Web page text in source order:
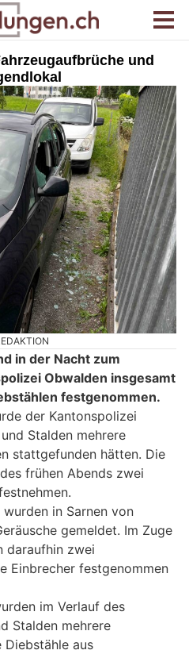
und
in der Nacht zum
Obwalden insgesamt
festgenommen.
der Kantonspolizei
Stalden mehrere
stattgefunden hätten. Die
frühen Abends zwei
in Sarnen von
gemeldet. Im Zuge
daraufhin zwei
Einbrecher festgenommen
im Verlauf des
Stalden mehrere
Diebstähle aus